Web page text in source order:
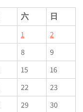
六
日
1
2
8
9
15
16
22
23
29
30